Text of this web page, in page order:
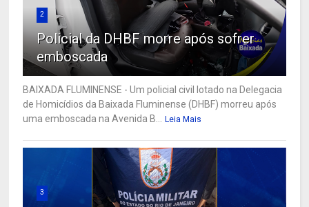
2
Policial da DHBF morre após sofrer
emboscada
BAIXADA FLUMINENSE - Um policial civil lotado na Delegacia
de Homicídios da Baixada Fluminense (DHBF) morreu após
uma emboscada na Avenida B...
Leia Mais
3